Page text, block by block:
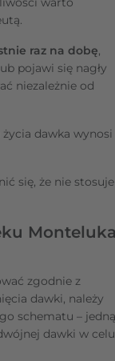
raz na dobę,
pojawi się nagły
niezależnie od
dawka wynosi
się, że nie
zgodnie z
dawki, należy
schematu – jedną
dawki w celu